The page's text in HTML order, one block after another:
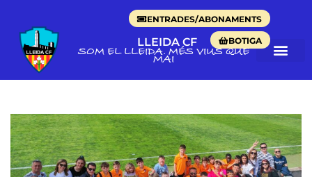
ENTRADES/ABONAMENTS
BOTIGA
LLEIDA CF
SOM EL LLEIDA. MÉS VIUS QUE
MAI